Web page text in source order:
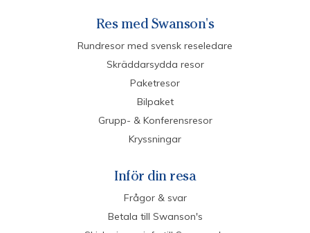
Res med Swanson's
Rundresor med svensk reseledare
Skräddarsydda resor
Paketresor
Bilpaket
Grupp- & Konferensresor
Kryssningar
Inför din resa
Frågor & svar
Betala till Swanson's